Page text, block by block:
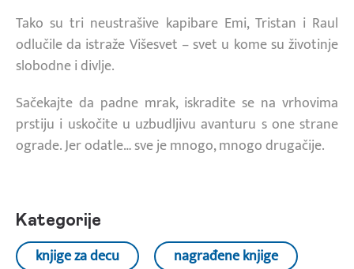
Tako su tri neustrašive kapibare Emi, Tristan i Raul
odlučile da istraže Višesvet – svet u kome su životinje
slobodne i divlje.
Sačekajte da padne mrak, iskradite se na vrhovima
prstiju i uskočite u uzbudljivu avanturu s one strane
ograde. Jer odatle… sve je mnogo, mnogo drugačije.
Kategorije
knjige za decu nagrađene knjige